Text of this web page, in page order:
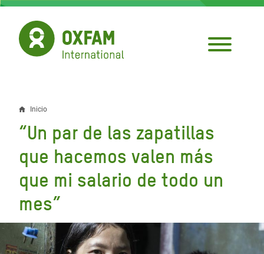
Pasar
contenido
principal
Sobrescribir
enlaces
de
ayuda
a
la
navegación
Inicio
“Un par de las zapatillas
que hacemos valen más
que mi salario de todo un
mes”